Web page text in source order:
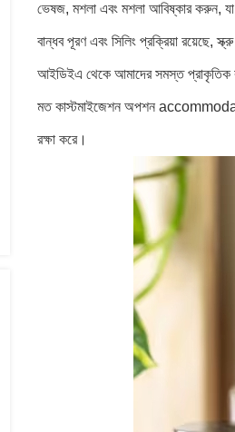
ভেষজ, মশলা এবং মশলা আবিষ্কার করুন,
বান্ধব পূরণ এবং সিলিং প্রক্রিয়া রয়েছে,
আইডিইএ থেকে আমাদের সমস্ত প্রাকৃতিক
মত কাস্টমাইজেশন অপশন
রক্ষা করে।